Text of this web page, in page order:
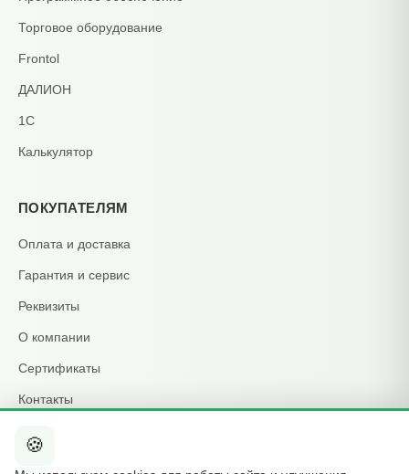
Торговое оборудование
Frontol
ДАЛИОН
1С
Калькулятор
ПОКУПАТЕЛЯМ
Оплата и доставка
Гарантия и сервис
Реквизиты
О компании
Сертификаты
Контакты
КОНТАКТЫ
🍪